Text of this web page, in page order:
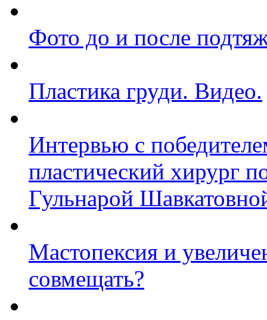
Фото до и после
Пластика груди. Видео.
Интервью с
пластический хирург
Гульнарой
Мастопексия и
совмещать?